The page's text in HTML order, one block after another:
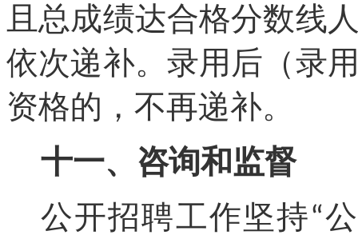
且总成绩达合格分数线
依次递补。录用后（录
资格的，不再递补。
十一、咨询和监督
公开招聘工作坚持“